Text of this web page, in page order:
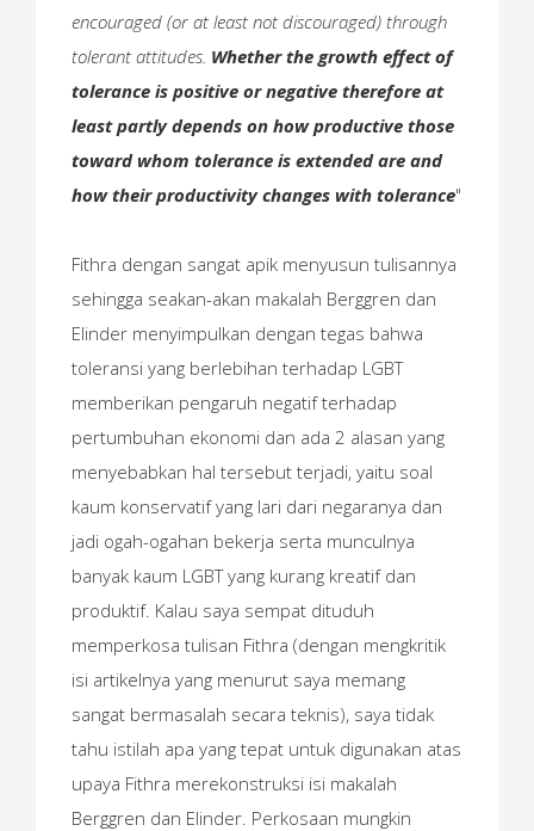
encouraged (or at least not discouraged) through
tolerant attitudes. Whether the growth effect of
tolerance is positive or negative therefore at
least partly depends on how productive those
toward whom tolerance is extended are and
how their productivity changes with tolerance"
Fithra dengan sangat apik menyusun tulisannya
sehingga seakan-akan makalah Berggren dan
Elinder menyimpulkan dengan tegas bahwa
toleransi yang berlebihan terhadap LGBT
memberikan pengaruh negatif terhadap
pertumbuhan ekonomi dan ada 2 alasan yang
menyebabkan hal tersebut terjadi, yaitu soal
kaum konservatif yang lari dari negaranya dan
jadi ogah-ogahan bekerja serta munculnya
banyak kaum LGBT yang kurang kreatif dan
produktif. Kalau saya sempat dituduh
memperkosa tulisan Fithra (dengan mengkritik
isi artikelnya yang menurut saya memang
sangat bermasalah secara teknis), saya tidak
tahu istilah apa yang tepat untuk digunakan atas
upaya Fithra merekonstruksi isi makalah
Berggren dan Elinder. Perkosaan mungkin